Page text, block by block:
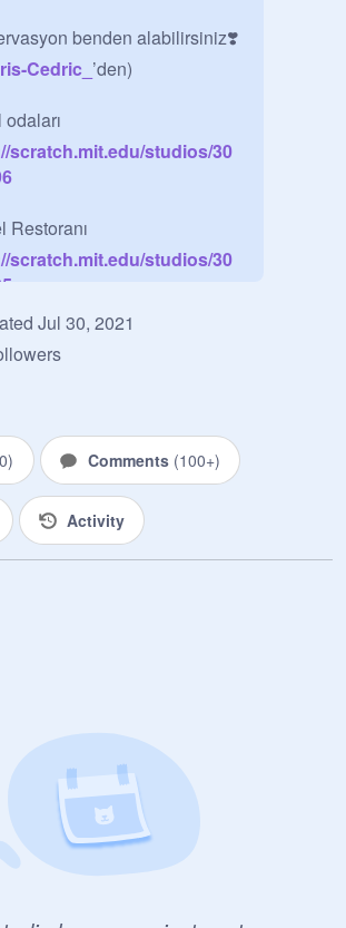
benden alabilirsiniz❣️
Cedric_ ’den)
odaları
scratch.mit.edu/studios/30
Restoranı
scratch.mit.edu/studios/30
Havuzu
scratch.mit.edu/studios/30
Jul 30, 2021
0) Comments (100+)
Activity